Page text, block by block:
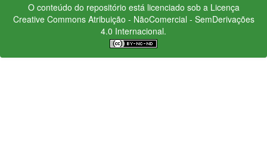
O conteúdo do repositório está licenciado sob a Licença
Creative CommonsAtribuição - NãoComercial - SemDerivações
4.0 Internacional.